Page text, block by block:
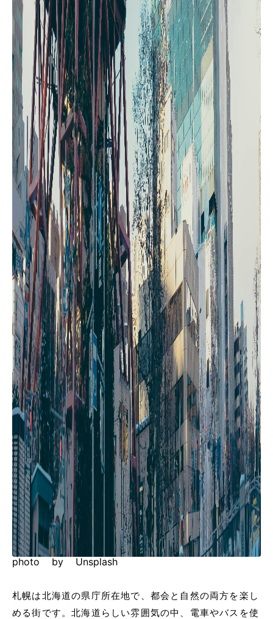
photo by Unsplash
札幌は北海道の県庁所在地で、都会と自然の両方を楽し
める街です。北海道らしい雰囲気の中、電車やバスを使